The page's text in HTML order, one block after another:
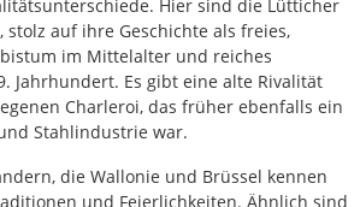
Hier sind die Lütticher
stolz auf ihre Geschichte als freies,
im Mittelalter und reiches
Jahrhundert. Es gibt eine alte Rivalität
Charleroi, das früher ebenfalls ein
Stahlindustrie war.
die Wallonie und Brüssel kennen
und Feierlichkeiten. Ähnlich sind